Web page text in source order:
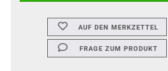
AUF DEN MERKZETTEL
FRAGE ZUM PRODUKT